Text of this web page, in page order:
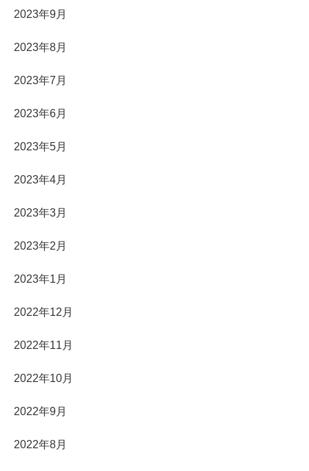
2023年9月
2023年8月
2023年7月
2023年6月
2023年5月
2023年4月
2023年3月
2023年2月
2023年1月
2022年12月
2022年11月
2022年10月
2022年9月
2022年8月